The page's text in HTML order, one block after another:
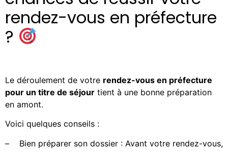
rendez-vous en préfecture
?
Le déroulement de votre rendez-vous en préfecture
pour un titre de séjour tient à une bonne préparation
en amont.
Voici quelques conseils :
–
Bien préparer son dossier : Avant votre rendez-vous,